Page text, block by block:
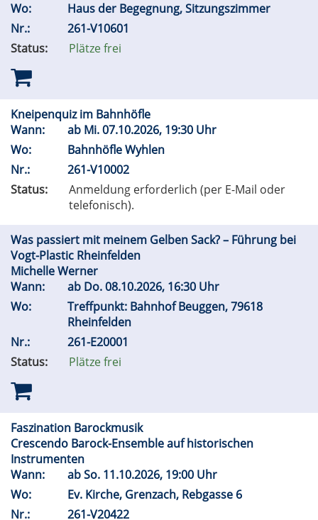
Wo:
Haus der Begegnung, Sitzungszimmer
Nr.:
261-V10601
Status:
Plätze frei
Kneipenquiz im Bahnhöfle
Wann:
ab Mi.07.10.2026, 19:30 Uhr
Wo:
Bahnhöfle Wyhlen
Nr.:
261-V10002
Status:
Anmeldung erforderlich (per E-Mail oder
telefonisch).
Was passiert mit meinem Gelben Sack? – Führung bei
Vogt-Plastic Rheinfelden
Michelle Werner
Wann:
ab Do.08.10.2026, 16:30 Uhr
Wo:
Treffpunkt: Bahnhof Beuggen, 79618
Rheinfelden
Nr.:
261-E20001
Status:
Plätze frei
Faszination Barockmusik
Crescendo Barock-Ensemble auf historischen
Instrumenten
Wann:
abSo. 11.10.2026, 19:00 Uhr
Wo:
Ev. Kirche, Grenzach, Rebgasse 6
Nr.:
261-V20422